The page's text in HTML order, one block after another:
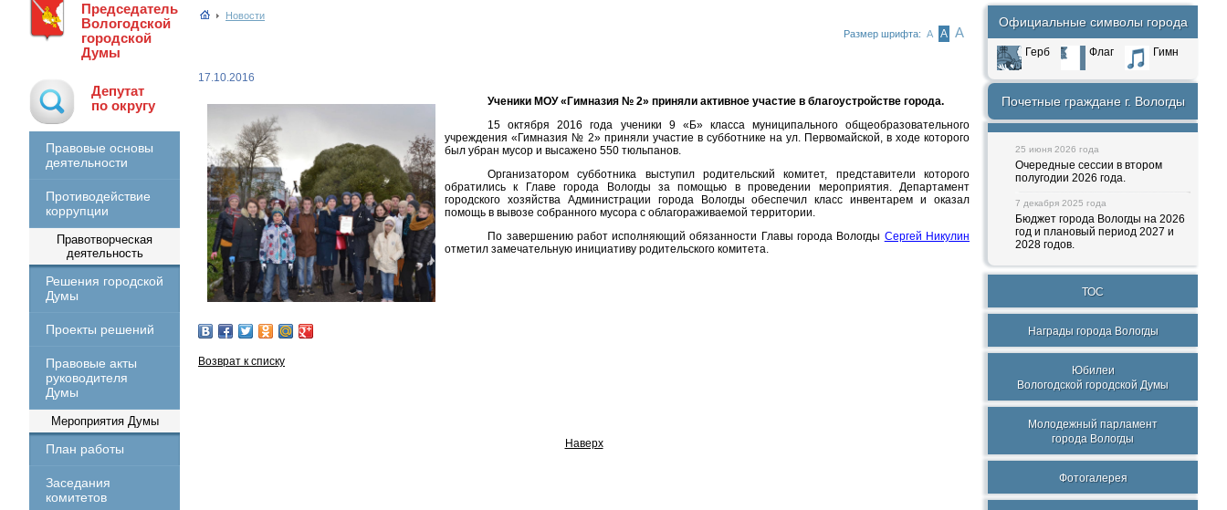
Председатель
Вологодской
городской
Думы
Депутат
по округу
Правовые основы
деятельности
Противодействие
коррупции
Правотворческая
деятельность
Решения городской
Думы
Проекты решений
Правовые акты
руководителя
Думы
Мероприятия Думы
План работы
Заседания
комитетов
Новости
Размер шрифта: А А А
17.10.2016
Ученики МОУ «Гимназия № 2» приняли активное участие в благоустройстве города.
15 октября 2016 года ученики 9 «Б» класса муниципального общеобразовательного
учреждения «Гимназия № 2» приняли участие в субботнике на ул. Первомайской, в ходе которого
был убран мусор и высажено 550 тюльпанов.
Организатором субботника выступил родительский комитет, представители которого
обратились к Главе города Вологды за помощью в проведении мероприятия. Департамент
городского хозяйства Администрации города Вологды обеспечил класс инвентарем и оказал
помощь в вывозе собранного мусора с облагораживаемой территории.
По завершению работ исполняющий обязанности Главы города Вологды Сергей Никулин
отметил замечательную инициативу родительского комитета.
Возврат к списку
Наверх
Официальные символы города
Герб Флаг Гимн
Почетные граждане г. Вологды
25 июня 2026 года
Очередные сессии в втором
полугодии 2026 года.
7 декабря 2025 года
Бюджет города Вологды на 2026
год и плановый период 2027 и
2028 годов.
ТОС
Награды города Вологды
Юбилеи
Вологодской городской Думы
Молодежный парламент
города Вологды
Фотогалерея